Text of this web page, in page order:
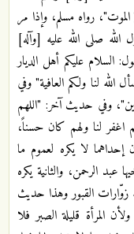
الموت"، رواه مسلم، وإذا مر
صلى الله عليه [وآله]
السلام عليكم أهل الديار
الله لنا ولكم العافية" وفي
وفي حديث آخر: "اللهم
اغفر لنا ولهم كان حسناً،
إحداهما لا يكره لعموم ما
الرحمن، والثانية يكره
زوّارات القبور وهذا حديث
المرأة قليلة الصبر فلا